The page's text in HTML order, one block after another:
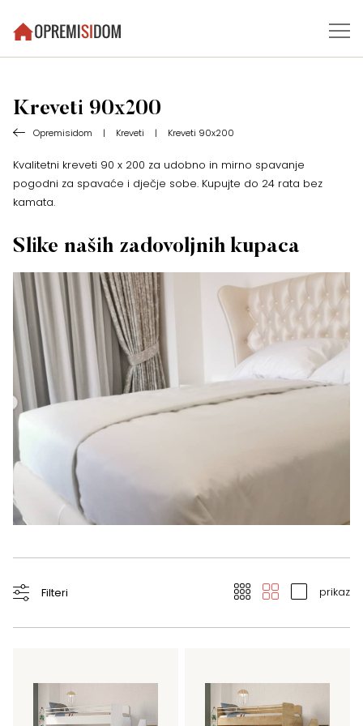
Kreveti 90x200
Opremisidom | Kreveti | Kreveti 90x200
Kvalitetni kreveti 90 x 200 za udobno in mirno spavanje
pogodni za spavaće i dječje sobe. Kupujte do 24 rata bez
kamata.
Slike naših zadovoljnih kupaca
Filteri prikaz